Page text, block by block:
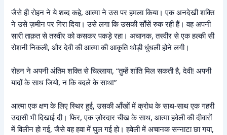
जैसे ही रोहन ने ये शब्द कहे, आत्मा ने उस पर हमला किया। एक अनदेखी शक्ति
ने उसे ज़मीन पर गिरा दिया। उसे लगा कि उसकी साँसें रुक रही हैं। वह अपनी
सारी ताक़त से तस्वीर को कसकर पकड़े रहा। अचानक, तस्वीर से एक हल्की सी
रोशनी निकली, और देवी की आत्मा की आकृति थोड़ी धुंधली होने लगी।
रोहन ने अपनी अंतिम शक्ति से चिल्लाया, “तुम्हें शांति मिल सकती है, देवी! अपनी
यादों के साथ जियो, न कि बदले के साथ!”
आत्मा एक क्षण के लिए स्थिर हुई, उसकी आँखों में क्रोध के साथ-साथ एक गहरी
उदासी भी दिखाई दी। फिर, एक ज़ोरदार चीख के साथ, आत्मा हवेली की दीवारों
में विलीन हो गई, जैसे वह हवा में घुल गई हो। हवेली में अचानक सन्नाटा छा गया,